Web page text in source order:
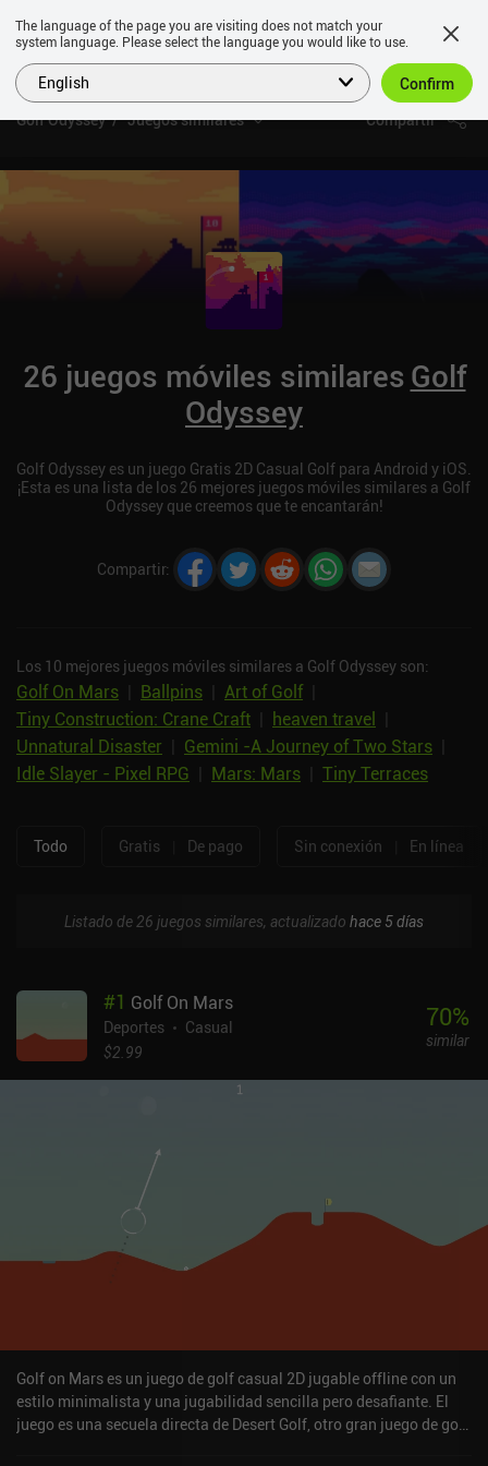
Golf Odyssey Juegos similares Compartir
26 juegos móviles similaresGolf
Odyssey
Golf Odyssey es un juego Gratis 2D Casual Golf para Android y iOS.
¡Esta es una lista de los 26 mejores juegos móviles similares a Golf
Odyssey que creemos que te encantarán!
Compartir:
Los 10 mejores juegos móviles similares a Golf Odyssey son:
Golf On Mars Ballpins Art of Golf|
Tiny Construction: Crane Craft
heaven travel
Unnatural Disaster
Gemini -A Journey of Two Stars
Idle Slayer - Pixel RPG
Mars: Mars Tiny Terraces
Todo Gratis De pago Sin conexión En línea
Listado de 26 juegos similares, actualizado hace 5 días
#1 Golf On Mars
Deportes
Casual
$2.99
70%
similar
Golf on Mars es un juego de golf casual 2D jugable offline con un
estilo minimalista y una jugabilidad sencilla pero desafiante. El
juego es una secuela directa de Desert Golf, otro gran juego de golf
The language of the page you are visiting does not match your
system language. Please select the language you would like to use.
English Confirm